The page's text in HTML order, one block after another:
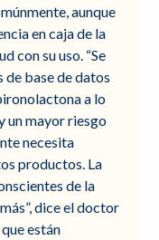
aunque
en caja de la
con su uso. “Se
de base de datos
a lo
un mayor riesgo
necesita
productos. La
de la
dice el doctor
están